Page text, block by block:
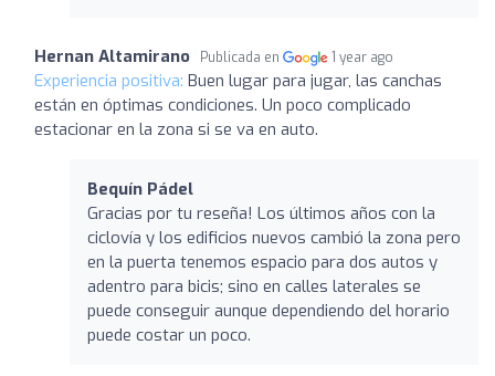
Hernan Altamirano Publicada en 1 year ago
Experiencia positiva: Buen lugar para jugar, las canchas
están en óptimas condiciones. Un poco complicado
estacionar en la zona si se va en auto.
Bequín Pádel
Gracias por tu reseña! Los últimos años con la
ciclovía y los edificios nuevos cambió la zona pero
en la puerta tenemos espacio para dos autos y
adentro para bicis; sino en calles laterales se
puede conseguir aunque dependiendo del horario
puede costar un poco.